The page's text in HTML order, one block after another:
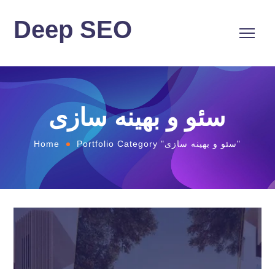
Deep SEO
سئو و بهینه سازی
Home Portfolio Category "سئو و بهینه سازی"